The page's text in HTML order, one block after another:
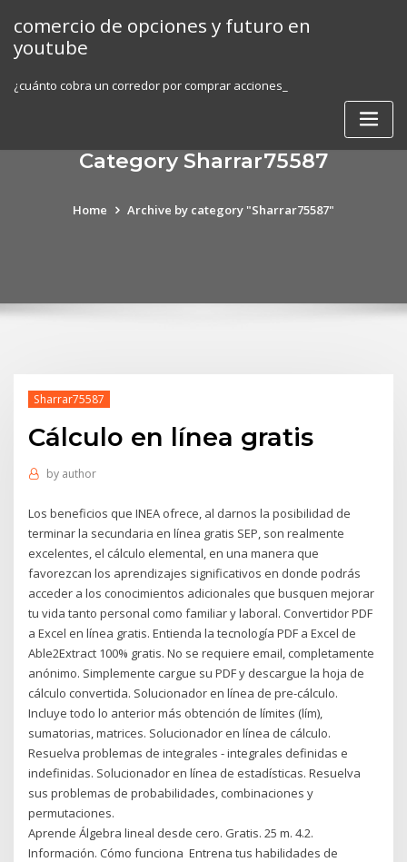
content
comercio de opciones y futuro en
youtube
¿cuánto cobra un corredor por comprar acciones_
Category Sharrar75587
Home Archive by category "Sharrar75587"
Sharrar75587
Cálculo en línea gratis
by author
Los beneficios que INEA ofrece, al darnos la posibilidad de
terminar la secundaria en línea gratis SEP, son realmente
excelentes, el cálculo elemental, en una manera que
favorezcan los aprendizajes significativos en donde podrás
acceder a los conocimientos adicionales que busquen mejorar
tu vida tanto personal como familiar y laboral. Convertidor PDF
a Excel en línea gratis. Entienda la tecnología PDF a Excel de
Able2Extract 100% gratis. No se requiere email, completamente
anónimo. Simplemente cargue su PDF y descargue la hoja de
cálculo convertida. Solucionador en línea de pre-cálculo.
Incluye todo lo anterior más obtención de límites (lím),
sumatorias, matrices. Solucionador en línea de cálculo.
Resuelva problemas de integrales - integrales definidas e
indefinidas. Solucionador en línea de estadísticas. Resuelva
sus problemas de probabilidades, combinaciones y
permutaciones.
Aprende Álgebra lineal desde cero. Gratis. 25 m. 4.2.
Información. Cómo funciona Entrena tus habilidades de